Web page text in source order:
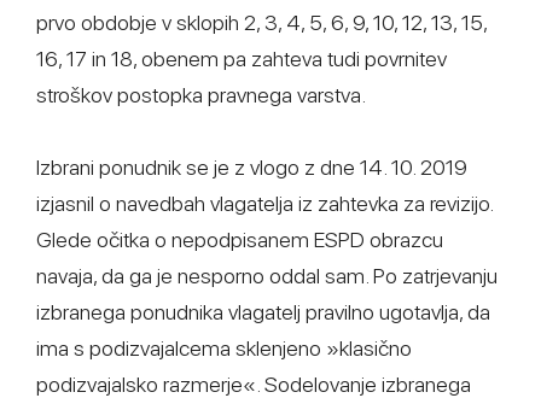
prvo obdobje v sklopih 2, 3, 4, 5, 6, 9, 10, 12, 13, 15,
16, 17 in 18, obenem pa zahteva tudi povrnitev
stroškov postopka pravnega varstva.
Izbrani ponudnik se je z vlogo z dne 14. 10. 2019
izjasnil o navedbah vlagatelja iz zahtevka za revizijo.
Glede očitka o nepodpisanem ESPD obrazcu
navaja, da ga je nesporno oddal sam. Po zatrjevanju
izbranega ponudnika vlagatelj pravilno ugotavlja, da
ima s podizvajalcema sklenjeno »klasično
podizvajalsko razmerje«. Sodelovanje izbranega